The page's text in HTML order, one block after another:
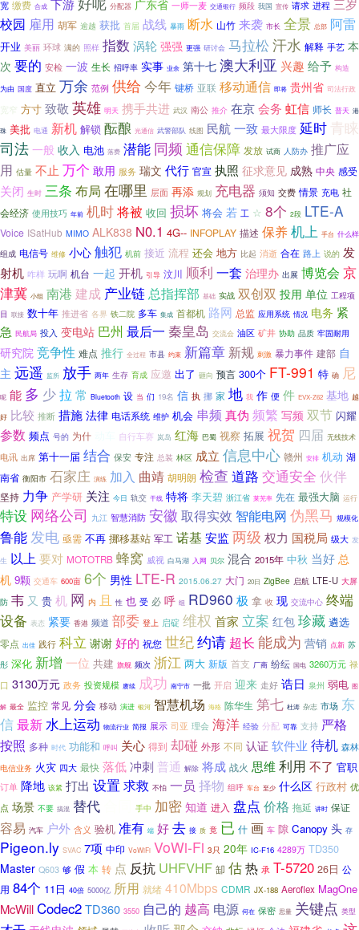
宽 缴费 合成 下游 分配器 广东省 一师一麦 交通银行 频段 我国 宣传 请求 进程 三岁
校园 雇用 胡军 逾越 获批 首届 战线 暴雨 断水 山竹 来袭 市长 全景 总部 阿雷
开业 美丽 环球 满的 照样 指数 涡轮 强强 更强 研讨会 马拉松汗水 解释 手艺 本
次 要的 安检 一波 生长 招呼率 实事 业余 第十七 澳大利亚 兴趣 给予 构造
为由 国度 直立 万余 范例 供给 今年 键桥 亚联 移动通信 即将 贵州省 司法行政
宽窄 方寸 致敬 英雄 明天 携手共进 武汉 南公 推介 在京会务 虹信 师长 普天 港
珠 美批 电通 新机 解锁 酝酿 光通信 武警部队 线图 民航 一致 最大限度 延时 青睐
司法 一般 收入 电池 落费 潜能 同频 通信保障 发放 试商 人防办 推广应
用 估量 不止 万个 敢用 服务 瑞文 代行 官宣 执照 征求意见 成熟 中央 感受
关闭 生时 三条 布局 在哪里 层面 再添 规划 充电器 须知 交费 情景 充电 社
会经济 使用技巧 年前 机时将被 收回 损坏 将会 若 工 ☆ 8个 2段 LTE-A
Voice ISatHub MIMO ALK838 N0.1 4G-- INFOPLAY 描述 保养机上 手台 什么样
组成 电信号 维修 小心 触犯 机前 接近 流程 还会 地方 比起 消逝 合在 路上 说的 发
射机 咋样 玩啊 机台 一起 开机 引导 汶川 顺利 一套 治理办 出展 博览会 京
津冀 小组 南港 建成 产业链 总指挥部 基础 实战 双创双 投用 单位 工程项
目 联接 数十年 推进省 各界 铁二院 多车 集成 首都机 路网 总监 应用系统 情况 电务 紧
急 民航局 投入 变电站 巴州 最后一 秦皇岛 交流会 油区 矿井 协助 品质 牢固耐用
研究院 竞争性 难点 推行 全过程 市县 约束 新篇章 新规 刺激 暴力事件 建部 自
主 远遥 监所 放手 两年 生存 育成 应邀 出了 砸向 预言 300个 FT-991 特 确 尼
呢 能 多 少拉 常 Bluetooth 设 当 们 19名 信 执 挪 家 地 我 作 便 件 EVX-Z62 基地 越
好 比较 推断 措施 法律 电话系统 维护 机会 串频 真伪 频繁 写频 双节 闪耀
参数 频点 号的 为什 自行车赛 岚岛 红海 巴蜀 视察 拓展 祝贺 四届 无线技术
电讯 出席 第十一届 结合 保安 专注 总装 林区 成立 信息中心 赣州 安排 机动 湖
南省 衡阳市 石家庄 演练 加入 曲靖 胡明朗 检查 道路 交通安全 伙伴
坚持 力争 产学研 关注 今日 轨交 干线 特将 李天碧 浙江省 莱芜率 先在 最强大脑 运行
特设 网络公司 九江 智慧消防 安徽 取得实效 智能电网 伪黑马 规模化
鲁能发电 亟需 不再 挪移基站 军工 诺基 安监两级 权力 国税局 级大 发
生 以上 要对 MOTOTRB 蜂窝 威视 白马湖 入网 贝尔 混合 2015年 中秋 当好 总
机 9颗 交通车 600亩 6个 男性 LTE-R 2015.06.27 大门 20日 ZigBee 启航 LTE-U 大屏
防 韦 又 贵 机 网 内 且 性 也 受 必 呼 组 RD960 极 拿 收 现 交流中心 终端
设备 表态 紧要 香港 频道 部委 登上 启碇 维权 首家 立案 红包 珍藏 遴选
零点 出佳 践行 科立 谢谢 好的 祝您 世纪约请 超长 能成为 营销 点新 苏
彤 深化 新增 一位 共建 旗舰 频次 浙江 两大 新版 首支 厂商 纷纭 国电 3260万元 禄
口 3130万元 政务 投资规模 赓续 成功 南宁市 一批 开启 迎来 走好 诰日 泉州 弱电 图
解 最全 监控 常见 分会 移动 演进 银河 智慧机场 海格 陈华生 第七 杜涛 杂志 市场 东
信最新水上运动 物流行业 简报 展示 司亚 理会 海洋 经验 分配 可靠 支持 严格
按照 多种 时代 功能和 呼叫 关心 得到 却碰 外形 不同 认证 软件业 待机 森林
电信业务 火灾 四大 最快 落低冲刺 普通 解除 将成 战火 思维 利用 不了 官职
订单 降地 该紧 打出 设置 求救 不怕 一员 择物 组呼 车台 至少 什么区 行政村 优
点 场景 不要 搞混 替代 手中 加密 知道 进入 盘点 价格 拖延 讲时 保证
容易 汽车 户外 含义 验机 准有 端 好去 接 质 竟 已 什 画 车 隙 Canopy 头 存
Pigeon.ly SVAC 7项 中印 VoWiFi VoWi-Fi 3只 20年 IC-F16 4289万 TD350
Master Q603 够 假 本 转 点 反抗 UHFVHF 缷 估热 承 T-5720 26日 公
用 84个 11日 40倍 5000亿 所用 就绪 410Mbps CDMR JX-188 Aeroflex MagOne
McWillCodec2TD360 3550 自己的 越高 电源 何在 保密 思量 关键点 类型